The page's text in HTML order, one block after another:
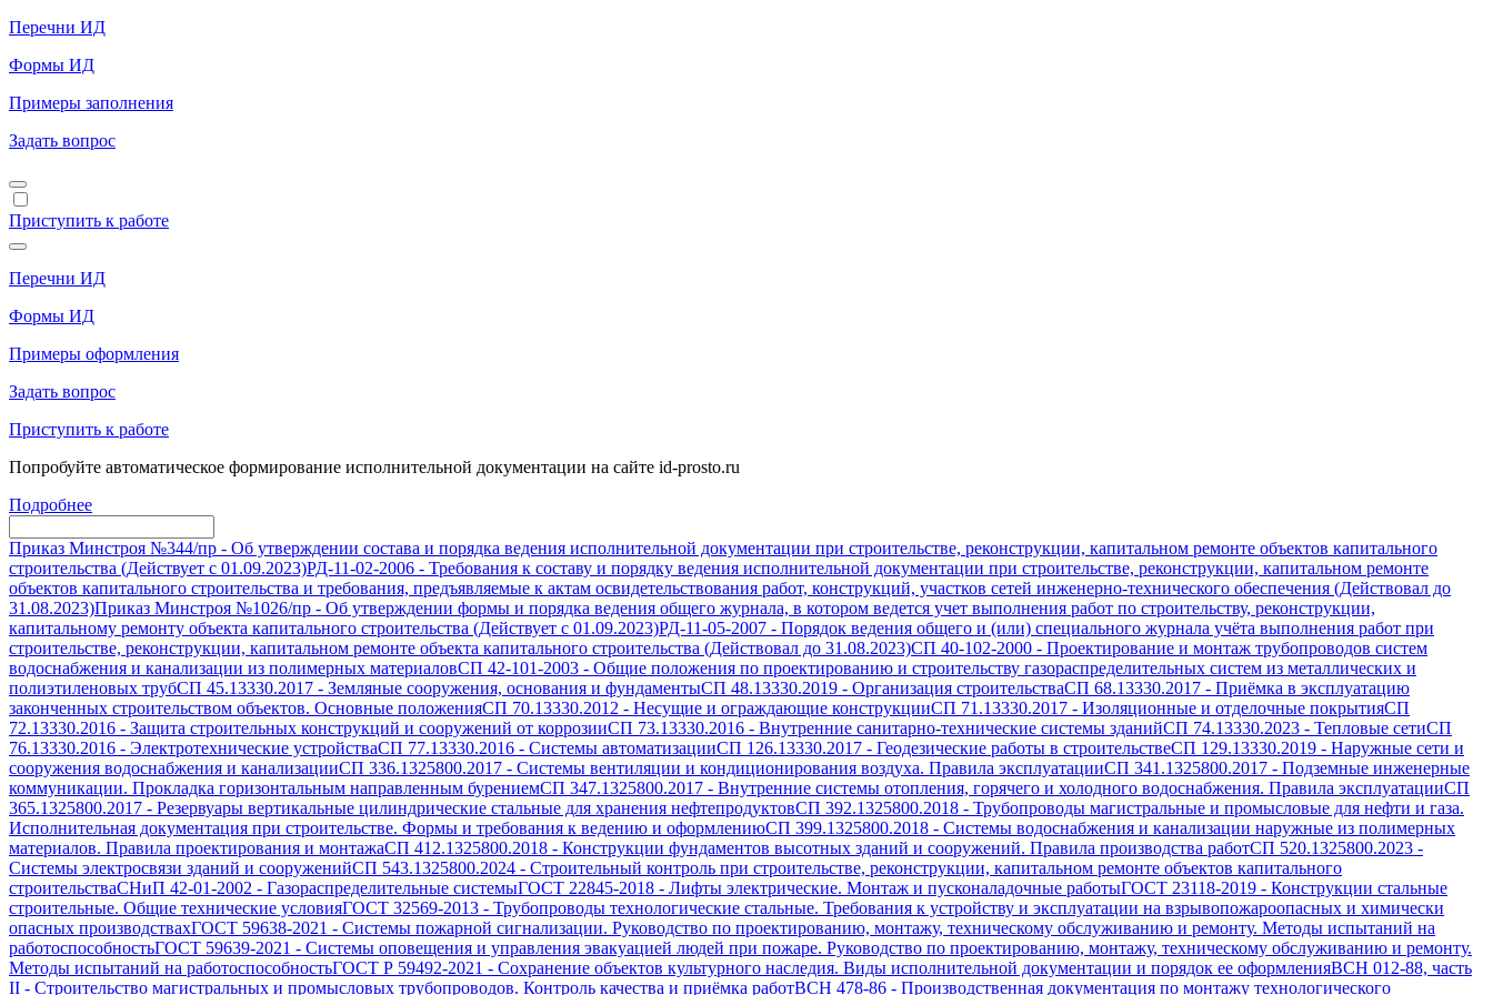
Перечни ИД
Формы ИД
Примеры заполнения
Задать вопрос
Приступить к работе
Перечни ИД
Формы ИД
Примеры оформления
Задать вопрос
Приступить к работе
Попробуйте автоматическое формирование исполнительной документации на сайте id-prosto.ru
Подробнее
Приказ Минстроя №344/пр - Об утверждении состава и порядка ведения исполнительной документации при строительстве, реконструкции, капитальном ремонте объектов капитального
строительства (Действует с 01.09.2023)РД-11-02-2006 - Требования к составу и порядку ведения исполнительной документации при строительстве, реконструкции, капитальном ремонте
объектов капитального строительства и требования, предъявляемые к актам освидетельствования работ, конструкций, участков сетей инженерно-технического обеспечения (Действовал до
31.08.2023)Приказ Минстроя №1026/пр - Об утверждении формы и порядка ведения общего журнала, в котором ведется учет выполнения работ по строительству, реконструкции,
капитальному ремонту объекта капитального строительства (Действует с 01.09.2023)РД-11-05-2007 - Порядок ведения общего и (или) специального журнала учёта выполнения работ при
строительстве, реконструкции, капитальном ремонте объекта капитального строительства (Действовал до 31.08.2023)СП 40-102-2000 - Проектирование и монтаж трубопроводов систем
водоснабжения и канализации из полимерных материаловСП 42-101-2003 - Общие положения по проектированию и строительству газораспределительных систем из металлических и
полиэтиленовых трубСП 45.13330.2017 - Земляные сооружения, основания и фундаментыСП 48.13330.2019 - Организация строительстваСП 68.13330.2017 - Приёмка в эксплуатацию
законченных строительством объектов. Основные положенияСП 70.13330.2012 - Несущие и ограждающие конструкцииСП 71.13330.2017 - Изоляционные и отделочные покрытияСП
72.13330.2016 - Защита строительных конструкций и сооружений от коррозииСП 73.13330.2016 - Внутренние санитарно-технические системы зданийСП 74.13330.2023 - Тепловые сетиСП
76.13330.2016 - Электротехнические устройстваСП 77.13330.2016 - Системы автоматизацииСП 126.13330.2017 - Геодезические работы в строительствеСП 129.13330.2019 - Наружные сети и
сооружения водоснабжения и канализацииСП 336.1325800.2017 - Системы вентиляции и кондиционирования воздуха. Правила эксплуатацииСП 341.1325800.2017 - Подземные инженерные
коммуникации. Прокладка горизонтальным направленным бурениемСП 347.1325800.2017 - Внутренние системы отопления, горячего и холодного водоснабжения. Правила эксплуатацииСП
365.1325800.2017 - Резервуары вертикальные цилиндрические стальные для хранения нефтепродуктовСП 392.1325800.2018 - Трубопроводы магистральные и промысловые для нефти и газа.
Исполнительная документация при строительстве. Формы и требования к ведению и оформлениюСП 399.1325800.2018 - Системы водоснабжения и канализации наружные из полимерных
материалов. Правила проектирования и монтажаСП 412.1325800.2018 - Конструкции фундаментов высотных зданий и сооружений. Правила производства работСП 520.1325800.2023 -
Системы электросвязи зданий и сооруженийСП 543.1325800.2024 - Строительный контроль при строительстве, реконструкции, капитальном ремонте объектов капитального
строительстваСНиП 42-01-2002 - Газораспределительные системыГОСТ 22845-2018 - Лифты электрические. Монтаж и пусконаладочные работыГОСТ 23118-2019 - Конструкции стальные
строительные. Общие технические условияГОСТ 32569-2013 - Трубопроводы технологические стальные. Требования к устройству и эксплуатации на взрывопожароопасных и химически
опасных производствахГОСТ 59638-2021 - Системы пожарной сигнализации. Руководство по проектированию, монтажу, техническому обслуживанию и ремонту. Методы испытаний на
работоспособностьГОСТ 59639-2021 - Системы оповещения и управления эвакуацией людей при пожаре. Руководство по проектированию, монтажу, техническому обслуживанию и ремонту.
Методы испытаний на работоспособностьГОСТ Р 59492-2021 - Сохранение объектов культурного наследия. Виды исполнительной документации и порядок ее оформленияВСН 012-88, часть
II - Строительство магистральных и промысловых трубопроводов. Контроль качества и приёмка работВСН 478-86 - Производственная документация по монтажу технологического